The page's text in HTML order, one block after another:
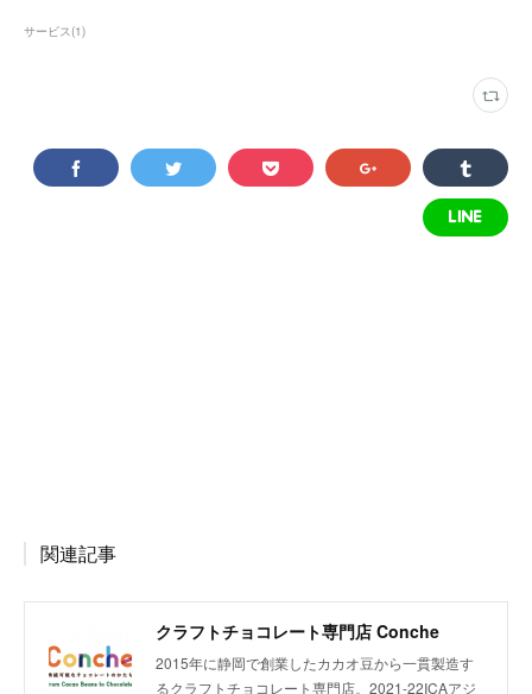
サービス(1)
関連記事
クラフトチョコレート専門店 Conche
2015年に静岡で創業したカカオ豆から一貫製造す
るクラフトチョコレート専門店。2021-22ICAアジ